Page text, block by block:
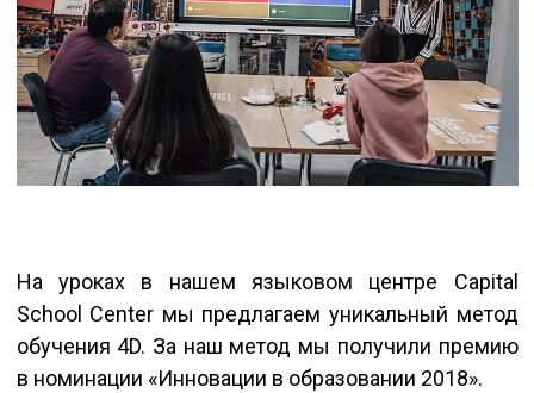
На уроках в нашем языковом центре Capital
School Center мы предлагаем уникальный метод
обучения 4D. За наш метод мы получили премию
в номинации «Инновации в образовании 2018».